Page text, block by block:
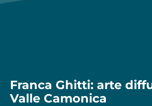
Franca Ghitti: arte
Valle Camonica